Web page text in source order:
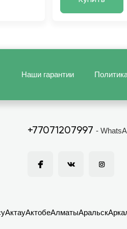
Наши гарантии
+77071207997 -
АктауАктобеАлматыАральск